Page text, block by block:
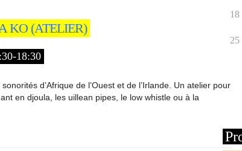
KO (ATELIER)
18:30
d’Afrique de l’Ouest et de l’Irlande. Un atelier pour
en djoula, les uillean pipes, le low whistle ou à la
18
25